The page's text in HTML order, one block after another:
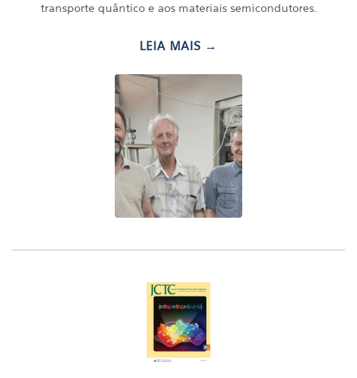
transporte quântico e aos materiais semicondutores.
LEIA MAIS →